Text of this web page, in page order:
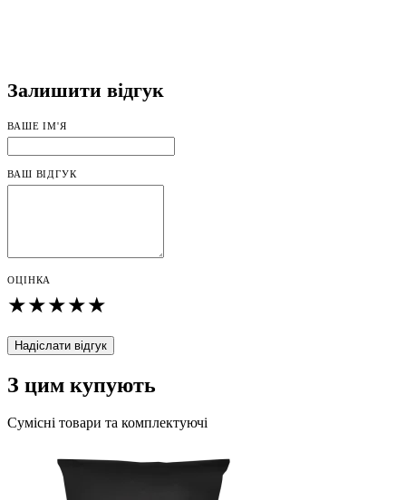
Залишити відгук
ВАШЕ ІМ'Я
ВАШ ВІДГУК
ОЦІНКА
★★★★★
Надіслати відгук
З цим купують
Сумісні товари та комплектуючі